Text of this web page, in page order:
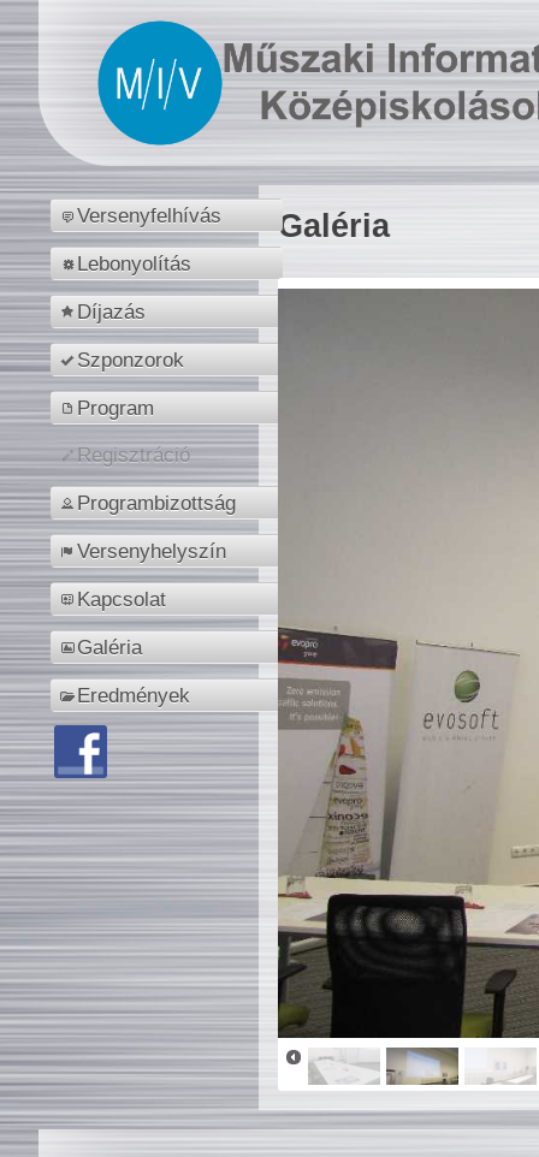
Versenyfelhívás
Lebonyolítás
Díjazás
Szponzorok
Program
Regisztráció
Programbizottság
Versenyhelyszín
Kapcsolat
Galéria
Eredmények
Galéria